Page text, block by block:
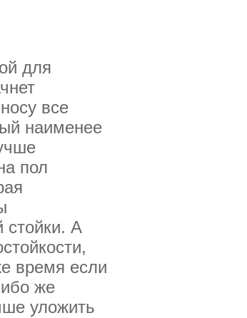
для
все
наименее
пол
стойки. А
время если
же
уложить